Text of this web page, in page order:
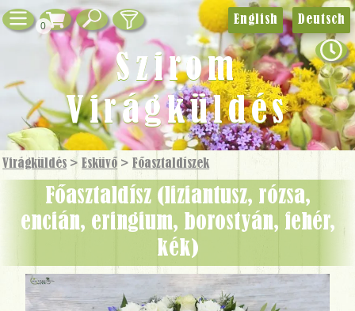
0
Virágküldés > Esküvő > Főasztaldíszek
Főasztaldísz (liziantusz, rózsa,
encián, eringium, borostyán, fehér,
kék)
English Deutsch
Szirom
Virágküldés